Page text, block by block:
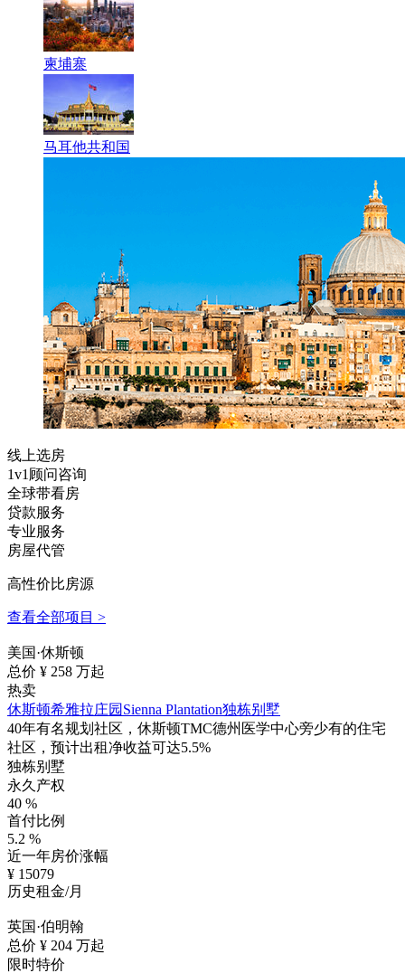
柬埔寨
马耳他共和国
线上选房
1v1顾问咨询
全球带看房
贷款服务
专业服务
房屋代管
高性价比房源
查看全部项目 >
美国·休斯顿
总价 ¥ 258 万起
热卖
休斯顿希雅拉庄园Sienna Plantation独栋别墅
40年有名规划社区，休斯顿TMC德州医学中心旁少有的住宅
社区，预计出租净收益可达5.5%
独栋别墅
永久产权
40 %
首付比例
5.2 %
近一年房价涨幅
¥ 15079
历史租金/月
英国·伯明翰
总价 ¥ 204 万起
限时特价